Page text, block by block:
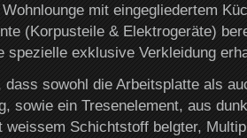
mit eingegliedertem
(Korpusteile & Elektrogeräte)
spezielle exklusive Verkleidung
dass sowohl die Arbeitsplatte als
sowie ein Tresenelement, aus
weissem Schichtstoff belgter,